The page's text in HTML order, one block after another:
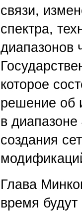
связи,
спектра,
диапазонов
которое
решение об
в
создания
Глава
время